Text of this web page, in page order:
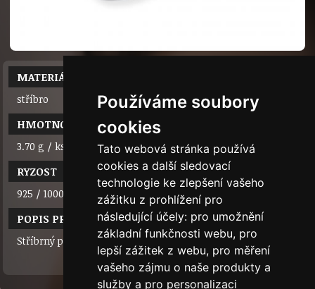
Používáme soubory
cookies
Tato webová stránka používá
cookies a další sledovací
technologie ke zlepšení vašeho
zážitku z prohlížení pro
následující účely: pro umožnění
základní funkčnosti webu, pro
lepší zážitek z webu, pro měření
vašeho zájmu o naše produkty a
služby a pro personalizaci
MATERIÁL
stříbro
HMOTNOST
3.70 g / ks
RYZOST
925 / 1000
POPIS PRODUKTU
Stříbrný prsten s kameny